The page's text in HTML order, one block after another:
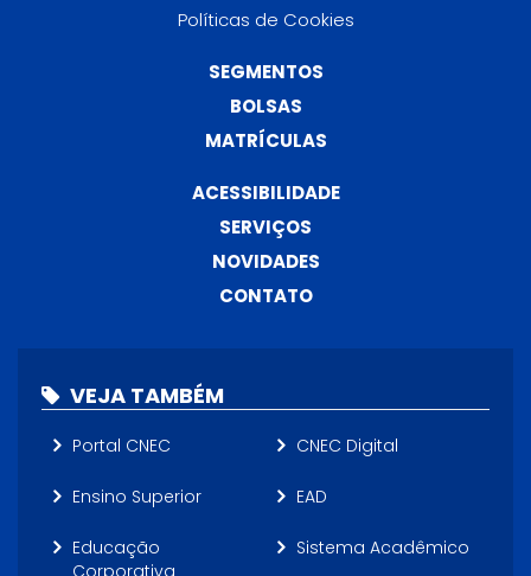
Políticas de Cookies
SEGMENTOS
BOLSAS
MATRÍCULAS
ACESSIBILIDADE
SERVIÇOS
NOVIDADES
CONTATO
VEJA TAMBÉM
Portal CNEC CNEC Digital
Ensino Superior EAD
Educação
Sistema Acadêmico